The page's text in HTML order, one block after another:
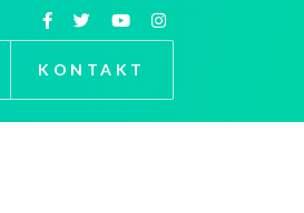
KONTAKT